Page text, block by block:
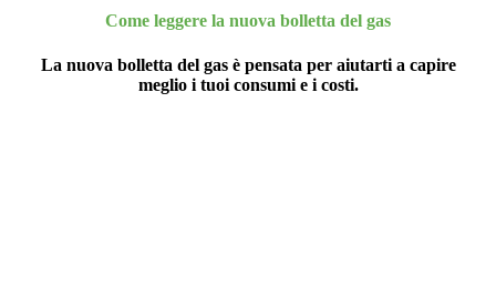
Come leggere la nuova bolletta del gas
La nuova bolletta del gas è pensata per aiutarti a capire
meglio i tuoi consumi e i costi.